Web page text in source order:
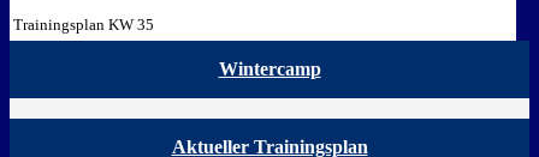
Trainingsplan KW 35
Wintercamp
Aktueller Trainingsplan